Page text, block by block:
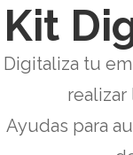
Kit
Digitaliza tu
Ayudas para